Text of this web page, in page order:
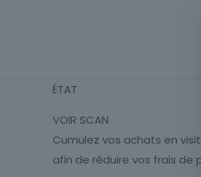
ÉTAT
VOIR SCAN
Cumulez vos achats en
afin de réduire vos frais de